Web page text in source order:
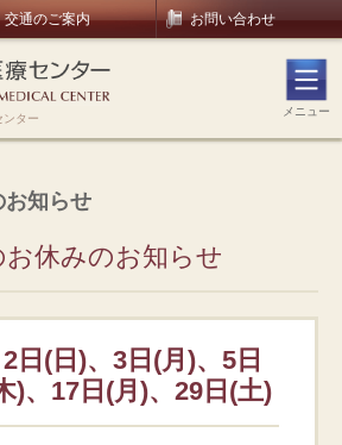
交通のご案内 お問い合わせ
ンター
メニュー
お知らせ
休みのお知らせ
日(日)、3日(月)、5日
)、17日(月)、29日(土)